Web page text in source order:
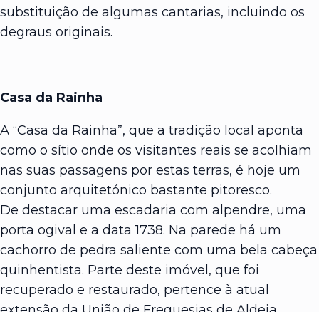
substituição de algumas cantarias, incluindo os
degraus originais.
Casa da Rainha
A “Casa da Rainha”, que a tradição local aponta
como o sítio onde os visitantes reais se acolhiam
nas suas passagens por estas terras, é hoje um
conjunto arquitetónico bastante pitoresco.
De destacar uma escadaria com alpendre, uma
porta ogival e a data 1738. Na parede há um
cachorro de pedra saliente com uma bela cabeça
quinhentista. Parte deste imóvel, que foi
recuperado e restaurado, pertence à atual